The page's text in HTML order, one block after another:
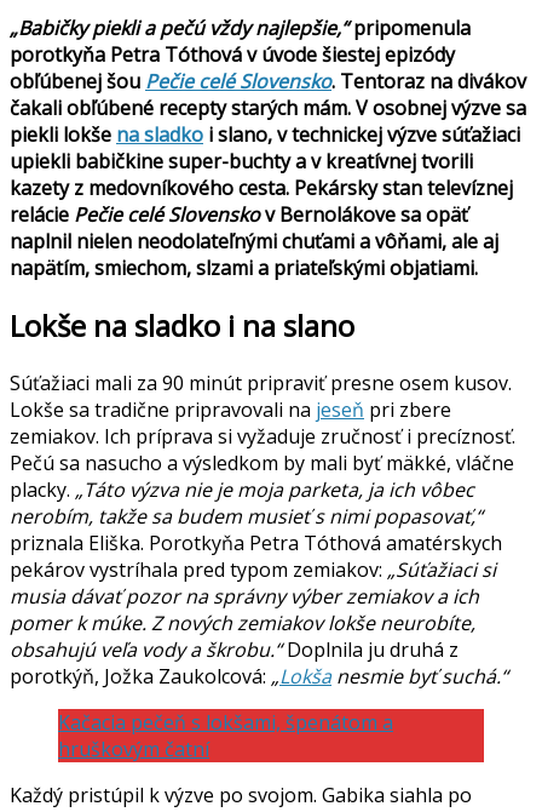
„Babičky piekli a pečú vždy najlepšie,“pripomenula
porotkyňa Petra Tóthová v úvode šiestej epizódy
obľúbenej šou Pečie celé Slovensko. Tentoraz na divákov
čakali obľúbené recepty starých mám. V osobnej výzve sa
piekli lokše na sladko i slano, v technickej výzve súťažiaci
upiekli babičkine super-buchty a v kreatívnej tvorili
kazety z medovníkového cesta. Pekársky stan televíznej
relácie Pečie celé Slovenskov Bernolákove sa opäť
naplnil nielen neodolateľnými chuťami a vôňami, ale aj
napätím, smiechom, slzami a priateľskými objatiami.
Lokše na sladko i na slano
Súťažiaci mali za 90 minút pripraviť presne osem kusov.
Lokše sa tradične pripravovali na jeseň pri zbere
zemiakov. Ich príprava si vyžaduje zručnosť i precíznosť.
Pečú sa nasucho a výsledkom by mali byť mäkké, vláčne
placky. „Táto výzva nie je moja parketa, ja ich vôbec
nerobím, takže sa budem musieť s nimi popasovať,“
priznala Eliška. Porotkyňa Petra Tóthová amatérskych
pekárov vystríhala pred typom zemiakov: „Súťažiaci si
musia dávať pozor na správny výber zemiakov a ich
pomer k múke. Z nových zemiakov lokše neurobíte,
obsahujú veľa vody a škrobu.“Doplnila ju druhá z
porotkýň, Jožka Zaukolcová: „Lokšanesmie byť suchá.“
Kačacia pečeň s lokšami, špenátom a
hruškovým čatní
Každý pristúpil k výzve po svojom. Gabika siahla po